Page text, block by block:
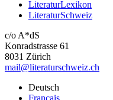
LiteraturLexikon
LiteraturSchweiz
c/o A*dS
Konradstrasse 61
8031 Zürich
mail@literaturschweiz.ch
Deutsch
Français